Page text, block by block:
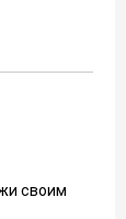
своим